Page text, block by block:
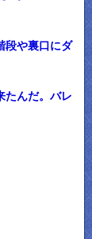
段や裏口にダ
たんだ。バレ